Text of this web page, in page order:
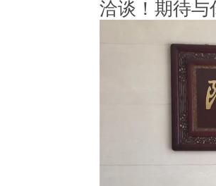
洽谈！期待与